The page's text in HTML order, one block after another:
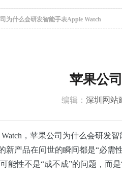
为什么会研发智能手表Apple Watch
苹果公
编辑： 深圳网站
Watch，苹果公司为什么会研发智
新产品在问世的瞬间都是“必
能性不是“成不成”的问题，而